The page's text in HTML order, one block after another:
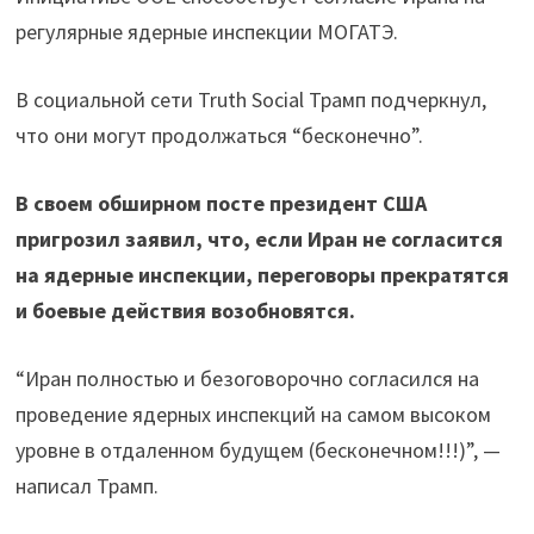
регулярные ядерные инспекции МОГАТЭ.
В социальной сети Truth Social Трамп подчеркнул,
что они могут продолжаться “бесконечно”.
В своем обширном посте президент США
пригрозил заявил, что, если Иран не согласится
на ядерные инспекции, переговоры прекратятся
и боевые действия возобновятся.
“Иран полностью и безоговорочно согласился на
проведение ядерных инспекций на самом высоком
уровне в отдаленном будущем (бесконечном!!!)”, —
написал Трамп.